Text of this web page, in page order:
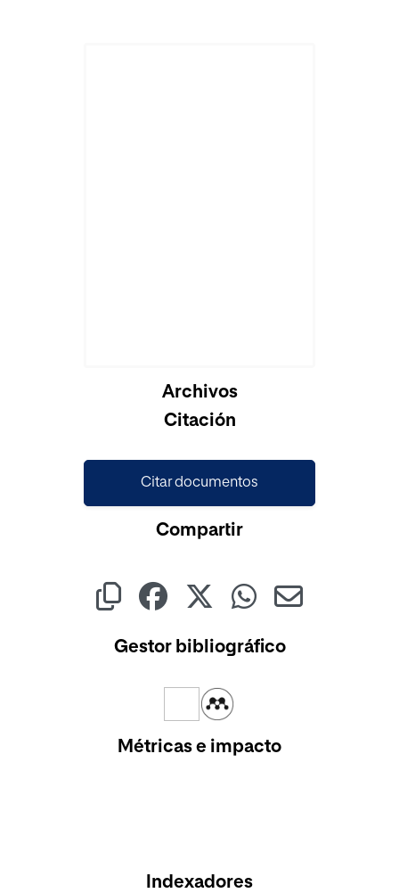
Cargando...Archivos
Citación
Citar documentos
Compartir
Gestor bibliográfico
Métricas e impacto
Indexadores